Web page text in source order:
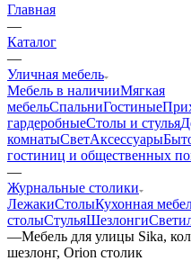
Главная
—
Каталог
—
Уличная мебель
Мебель в наличииМягкая
мебельСпальниГостиные
гардеробныеСтолы и стулья
комнатыСветАксессуары
гостиниц и общественных
—
Журнальные столики
ЛежакиСтолыКухонная
столыСтульяШезлонги
—Мебель для улицы Sika,
шезлонг, Orion столик